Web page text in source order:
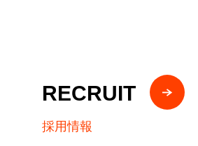
RECRUIT
採用情報